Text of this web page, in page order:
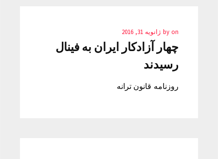
by on ژانویه 31, 2016
چهار آزادکار ایران به فینال
رسیدند
روزنامه قانون ترانه